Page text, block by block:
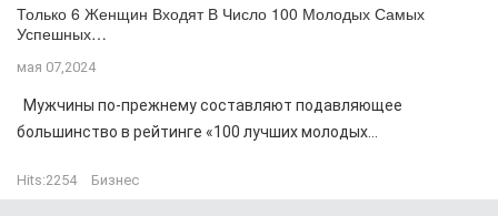
Только 6 Женщин Входят В Число 100 Молодых Самых
Успешных…
мая 07,2024
Мужчины по-прежнему составляют подавляющее
большинство в рейтинге «100 лучших молодых...
Hits:2254 Бизнес